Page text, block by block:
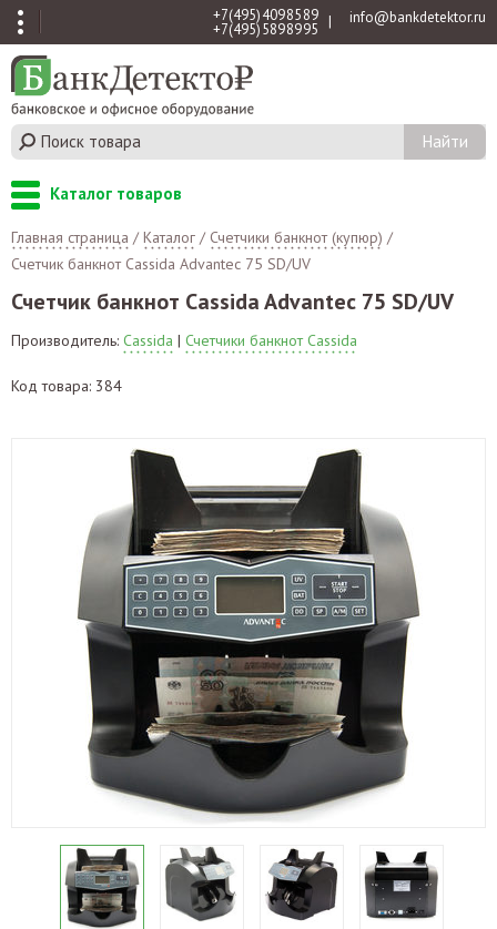
+7 (495) 409 85 89
+7 (495) 589 89 95 | info@bankdetektor.ru
Каталог товаров
Главная страница /Каталог / Счетчики банкнот (купюр) /
Счетчик банкнот Cassida Advantec 75 SD/UV
Счетчик банкнот Cassida Advantec 75 SD/UV
Производитель: Cassida | Счетчики банкнот Cassida
Код товара: 384